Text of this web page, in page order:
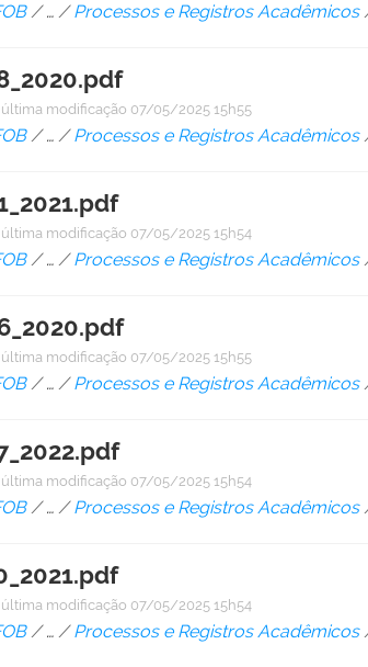
/…/Processos e Registros Acadêmicos
última modificação 07/05/2025 15h55
/…/Processos e Registros Acadêmicos
última modificação 07/05/2025 15h54
/…/Processos e Registros Acadêmicos
última modificação 07/05/2025 15h55
/…/Processos e Registros Acadêmicos
última modificação 07/05/2025 15h54
/…/Processos e Registros Acadêmicos
última modificação 07/05/2025 15h54
/…/Processos e Registros Acadêmicos